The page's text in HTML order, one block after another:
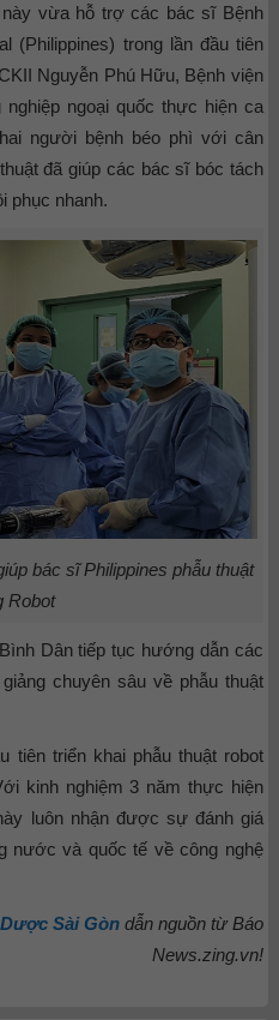
vừa hỗ trợ các bác sĩ Bệnh
(Philippines) trong lần đầu tiên
Nguyễn Phú Hữu, Bệnh viện
ngoại quốc thực hiện ca
người bệnh béo phì với cân
đã giúp các bác sĩ bóc tách
phục nhanh.
bác sĩ Philippines phẫu thuật
Robot
Dân tiếp tục hướng dẫn các
chuyên sâu về phẫu thuật
tiên triển khai phẫu thuật robot
kinh nghiệm 3 năm thực hiện
luôn nhận được sự đánh giá
nước và quốc tế về công nghệ
Sài Gòndẫn nguồn từ Báo
News.zing.vn!